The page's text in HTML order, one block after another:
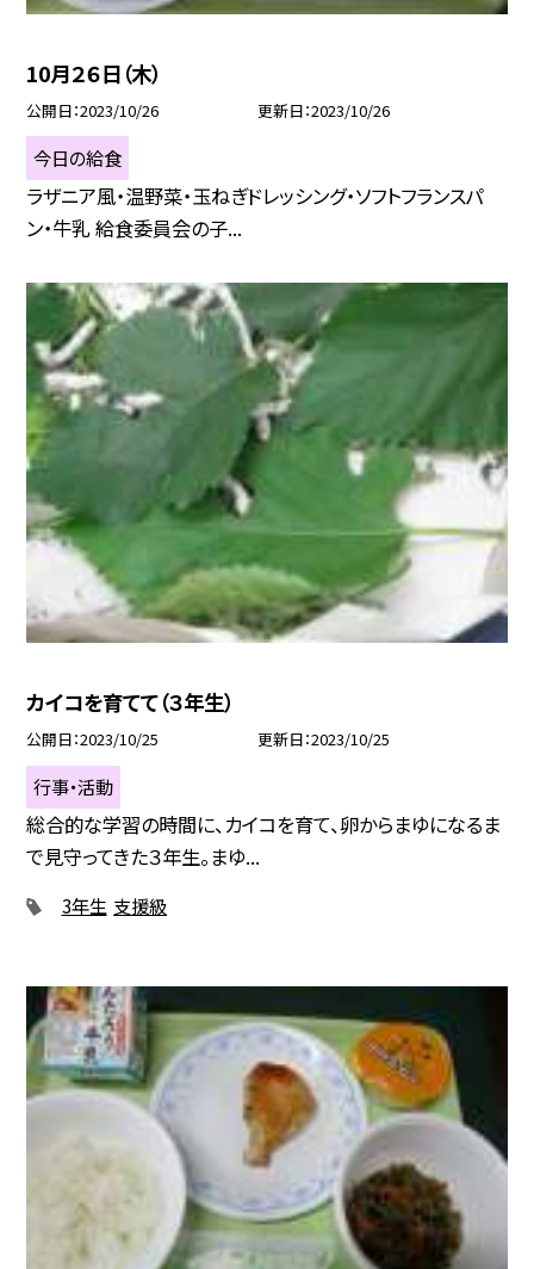
10月２６日（木）
公開日 2023/10/26 更新日 2023/10/26
今日の給食
ラザニア風・温野菜・玉ねぎドレッシング・ソフトフランスパ
ン・牛乳 給食委員会の子...
カイコを育てて（３年生）
公開日 2023/10/25 更新日 2023/10/25
行事・活動
総合的な学習の時間に、カイコを育て、卵からまゆになるま
で見守ってきた３年生。まゆ...
3年生 支援級